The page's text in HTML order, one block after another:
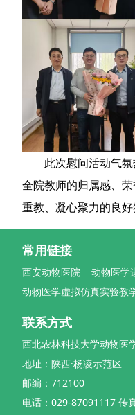
此次慰问活动气
全院教师的归属感、
重教、凝心聚力的良好
常用链接
西安动物医院 动物医学
动物医学虚拟仿真实验教
联系方式
西北农林科技大学动物医
地址：陕西·杨凌示范区
邮编：712100
电话：029-87091117 传